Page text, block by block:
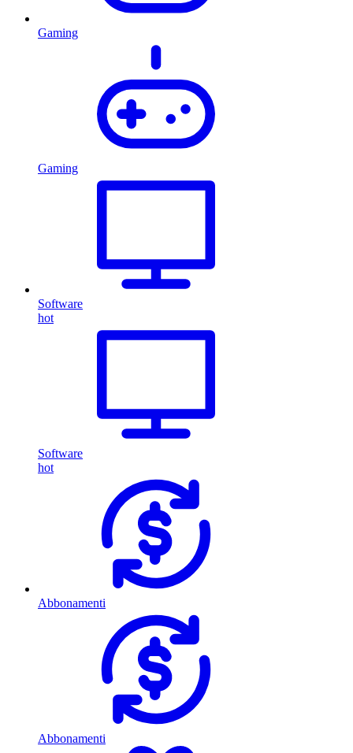
Gaming
Gaming
Software
hot
Software
hot
Abbonamenti
Abbonamenti